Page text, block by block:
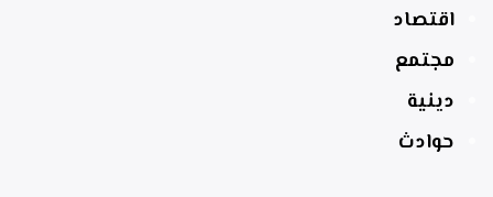
اقتصاد
مجتمع
دينية
حوادث